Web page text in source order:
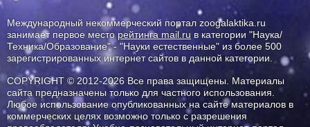
Международный некоммерческий портал zoogalaktika.ru
занимает первое месторейтинга mail.ru в категории "Наука/
Техника/Образование" - "Науки естественные" из более 500
зарегистрированных интернет сайтов в данной категории.
COPYRIGHT © 2012-2026 Все права защищены. Материалы
сайта предназначены только для частного использования.
Любое использование опубликованных на сайте материалов в
коммерческих целях возможно только с разрешения